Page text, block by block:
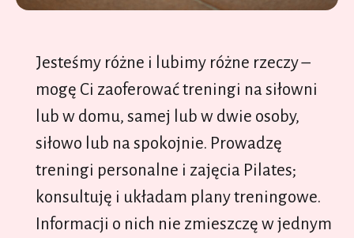
Jesteśmy różne i lubimy różne rzeczy –
mogę Ci zaoferować treningi na siłowni
lub w domu, samej lub w dwie osoby,
siłowo lub na spokojnie. Prowadzę
treningi personalne i zajęcia Pilates;
konsultuję i układam plany treningowe.
Informacji o nich nie zmieszczę w jednym